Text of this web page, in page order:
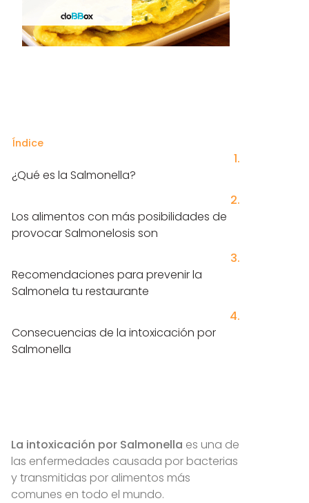
Índice
¿Qué es la Salmonella?
Los alimentos con más posibilidades de
provocar Salmonelosis son
Recomendaciones para prevenir la
Salmonela tu restaurante
Consecuencias de la intoxicación por
Salmonella
La intoxicación por Salmonella es una de
las enfermedades causada por bacterias
y transmitidas por alimentos más
comunes en todo el mundo.